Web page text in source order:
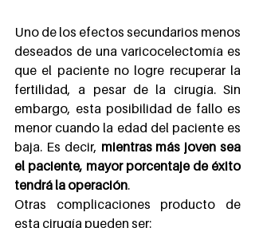
Uno de los efectos secundarios menos
deseados de una varicocelectomía es
que el paciente no logre recuperar la
fertilidad, a pesar de la cirugía. Sin
embargo, esta posibilidad de fallo es
menor cuando la edad del paciente es
baja. Es decir, mientras más joven sea
el paciente, mayor porcentaje de éxito
tendrá la operación.
Otras complicaciones producto de
esta cirugía pueden ser: